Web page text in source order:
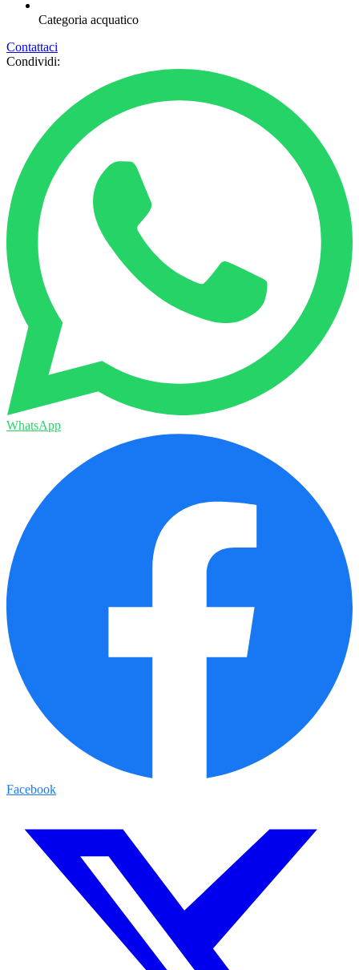
Categoria acquatico
Contattaci
Condividi:
WhatsApp
Facebook